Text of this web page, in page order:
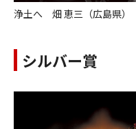
浄土へ 畑 恵三（広島県）
シルバー賞